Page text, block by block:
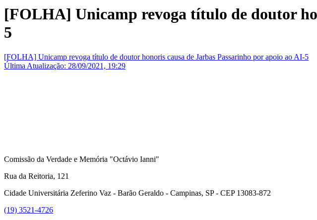
[FOLHA] Unicamp revoga título de doutor
5
[FOLHA] Unicamp revoga título de doutor honoris causa de Jarbas Passarinho por apoio ao AI-5
Última Atualização: 28/09/2021, 19:29
Comissão da Verdade e Memória "Octávio Ianni"
Rua da Reitoria, 121
Cidade Universitária Zeferino Vaz - Barão Geraldo - Campinas, SP - CEP 13083-872
(19) 3521-4726